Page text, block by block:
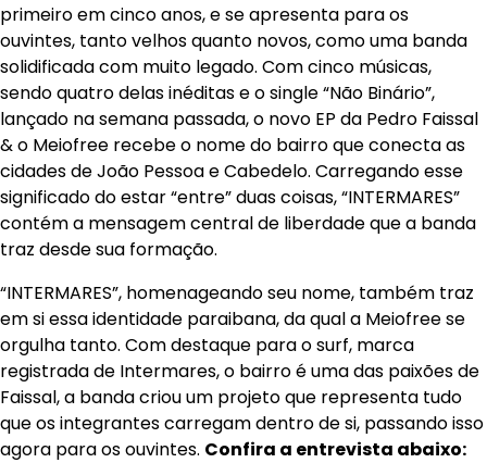
primeiro em cinco anos, e se apresenta para os
ouvintes, tanto velhos quanto novos, como uma banda
solidificada com muito legado. Com cinco músicas,
sendo quatro delas inéditas e o single “Não Binário”,
lançado na semana passada, o novo EP da Pedro Faissal
& o Meiofree recebe o nome do bairro que conecta as
cidades de João Pessoa e Cabedelo. Carregando esse
significado do estar “entre” duas coisas, “INTERMARES”
contém a mensagem central de liberdade que a banda
traz desde sua formação.
“INTERMARES”, homenageando seu nome, também traz
em si essa identidade paraibana, da qual a Meiofree se
orgulha tanto. Com destaque para o surf, marca
registrada de Intermares, o bairro é uma das paixões de
Faissal, a banda criou um projeto que representa tudo
que os integrantes carregam dentro de si, passando isso
agora para os ouvintes. Confira a entrevista abaixo: